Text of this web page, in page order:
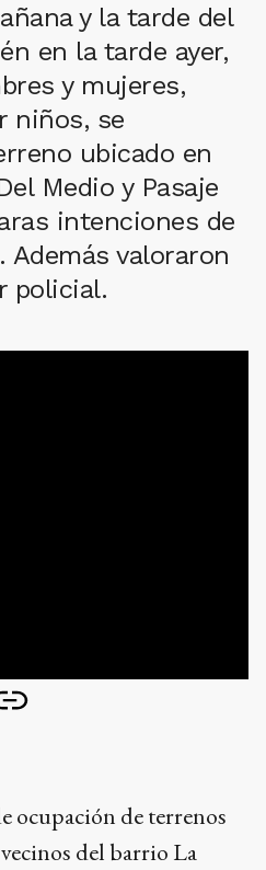
y la tarde del
en la tarde ayer,
y mujeres,
niños, se
ubicado en
Medio y Pasaje
intenciones de
Además valoraron
policial.
ocupación de terrenos
del barrio La